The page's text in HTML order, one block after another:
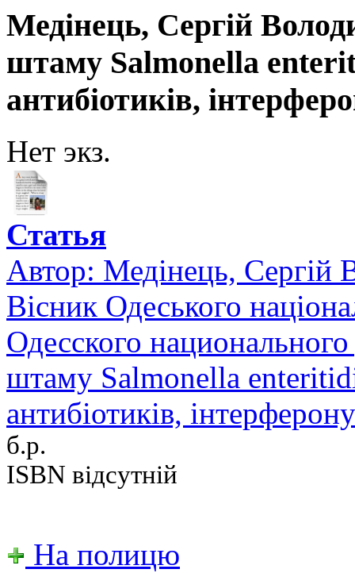
Медінець, Сергій
штаму Salmonella
антибіотиків,
Нет экз.
Статья
Автор: Медінець, Сергій
Вісник Одеського
Одесского
штаму Salmonella
антибіотиків,
б.р.
ISBN відсутній
На полицю